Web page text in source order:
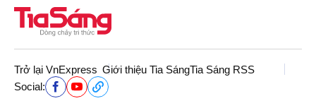
Trở lại VnExpress Giới thiệu Tia SángTia Sáng RSS
Social: